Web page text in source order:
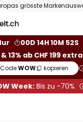
00D 14H 10M 51S
& 13% ab CHF 199 extra
Code:WOW kopieren
Week:Bis zu -70%